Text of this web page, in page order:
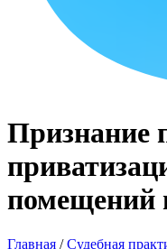
Признание
помещений
Главная /Судебная